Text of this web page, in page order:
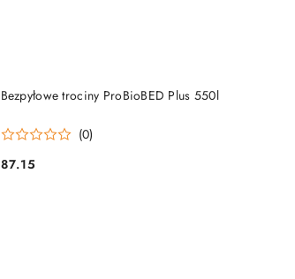
Bezpyłowe trociny ProBioBED Plus 550l
(0)
Cena:
87.15
DO KOSZYKA